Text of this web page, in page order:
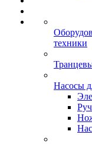
техники
Насосы